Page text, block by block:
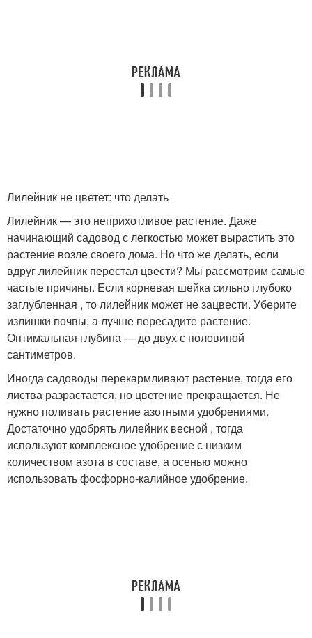
Лилейник не цветет: что делать
Лилейник — это неприхотливое растение. Даже
начинающий садовод с легкостью может вырастить это
растение возле своего дома. Но что же делать, если
вдруг лилейник перестал цвести? Мы рассмотрим самые
частые причины. Если корневая шейка сильно глубоко
заглубленная , то лилейник может не зацвести. Уберите
излишки почвы, а лучше пересадите растение.
Оптимальная глубина — до двух с половиной
сантиметров.
Иногда садоводы перекармливают растение, тогда его
листва разрастается, но цветение прекращается. Не
нужно поливать растение азотными удобрениями.
Достаточно удобрять лилейник весной , тогда
используют комплексное удобрение с низким
количеством азота в составе, а осенью можно
использовать фосфорно-калийное удобрение.